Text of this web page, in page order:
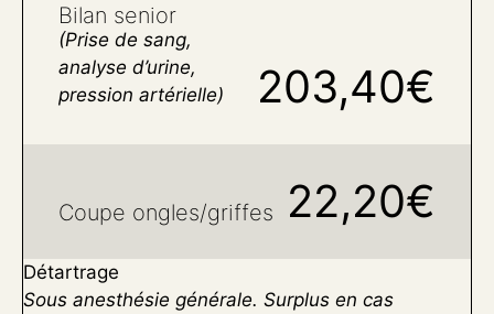
Bilan senior
(Prise de sang,
analyse d’urine,
pression artérielle)
203,40€
Coupe ongles/griffes 22,20€
Détartrage
Sous anesthésie générale. Surplus en cas